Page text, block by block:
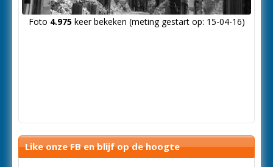
Foto 4.975keer bekeken (meting gestart op: 15-04-16)
Like onze FB en blijf op de hoogte